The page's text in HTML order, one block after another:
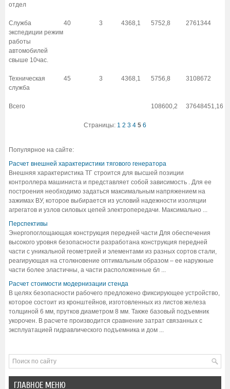
отдел
Служба
экспедиции режим
работы
автомобилей
свыше 10час.
40 3 4368,1 5752,8 2761344
Техническая
служба
45 3 4368,1 5756,8 3108672
Всего 108600,2 37648451,16
Страницы: 1 2 3 4 5 6
Популярное на сайте:
Расчет внешней характеристики тягового генератора
Внешняя характеристика ТГ строится для высшей позиции
контроллера машиниста и представляет собой зависимость . Для ее
построения необходимо задаться максимальным напряжением на
зажимах ВУ, которое выбирается из условий надежности изоляции
агрегатов и узлов силовых цепей электропередачи. Максимально ...
Перспективы
Энергопоглощающая конструкция передней части Для обеспечения
высокого уровня безопасности разработана конструкция передней
части с уникальной геометрией и элементами из разных сортов стали,
реагирующая на столкновение оптимальным образом – ее наружные
части более эластичны, а части расположенные бл ...
Расчет стоимости модернизации стенда
В целях безопасности рабочего предложено фиксирующее устройство,
которое состоит из кронштейнов, изготовленных из листов железа
толщиной 6 мм, прутков диаметром 8 мм. Также базовый подъемник
укорочен. В расчете производится сравнение затрат связанных с
эксплуатацией гидравлического подъемника и дом ...
ГЛАВНОЕ МЕНЮ